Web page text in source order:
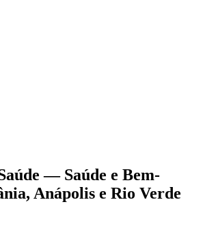
— Saúde e Bem-
Anápolis e Rio Verde